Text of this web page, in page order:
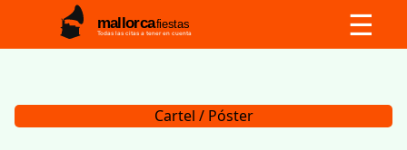
mallorcafiestas
Todas las citas a tener en cuenta ☰
Cartel / Póster